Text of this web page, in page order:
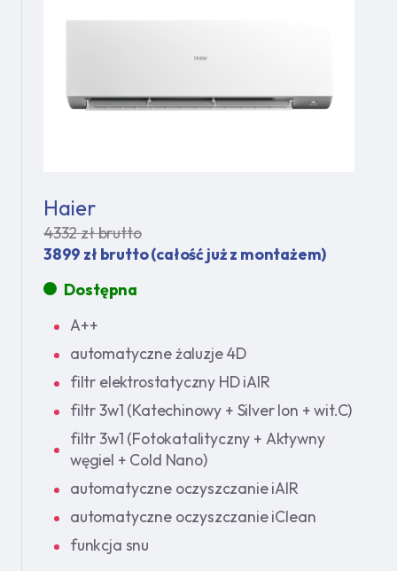
Haier
4332 zł brutto
3899 zł brutto (całość już z montażem)
Dostępna
A++
automatyczne żaluzje 4D
filtr elektrostatyczny HD iAIR
filtr 3w1 (Katechinowy + Silver Ion + wit.C)
filtr 3w1 (Fotokatalityczny + Aktywny
węgiel + Cold Nano)
automatyczne oczyszczanie iAIR
automatyczne oczyszczanie iClean
funkcja snu